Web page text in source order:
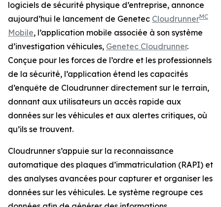
logiciels de sécurité physique d’entreprise, annonce
aujourd’hui le lancement de Genetec CloudrunnerMC
Mobile, l’application mobile associée à son système
d’investigation véhicules, Genetec Cloudrunner.
Conçue pour les forces de l’ordre et les professionnels
de la sécurité, l’application étend les capacités
d’enquête de Cloudrunner directement sur le terrain,
donnant aux utilisateurs un accès rapide aux
données sur les véhicules et aux alertes critiques, où
qu’ils se trouvent.
Cloudrunner s’appuie sur la reconnaissance
automatique des plaques d’immatriculation (RAPI) et
des analyses avancées pour capturer et organiser les
données sur les véhicules. Le système regroupe ces